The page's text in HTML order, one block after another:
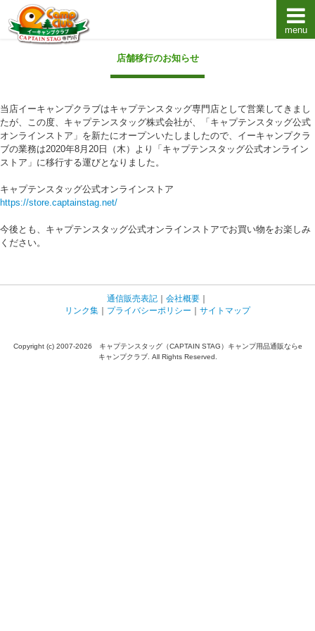
キャプテンスタッグキャンプ用品通販店【eキャンプ
menu
店舗移行のお知らせ
当店イーキャンプクラブはキャプテンスタッグ専門店として営業してきまし
たが、この度、キャプテンスタッグ株式会社が、「キャプテンスタッグ公式
オンラインストア」を新たにオープンいたしましたので、イーキャンプクラ
ブの業務は2020年8月20日（木）より「キャプテンスタッグ公式オンライン
ストア」に移行する運びとなりました。
キャプテンスタッグ公式オンラインストア
https://store.captainstag.net/
今後とも、キャプテンスタッグ公式オンラインストアでお買い物をお楽しみ
ください。
通信販売表記 ｜ 会社概要 ｜
リンク集 ｜ プライバシーポリシー ｜ サイトマップ
Copyright (c) 2007-2026 キャプテンスタッグ（CAPTAIN STAG）キャンプ用品通販ならe
キャンプクラブ. All Rights Reserved.